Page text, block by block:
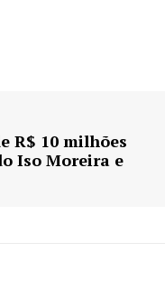
R$ 10 milhões
Iso Moreira e